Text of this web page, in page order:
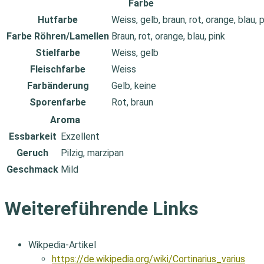
Farbe
Hutfarbe
Weiss, gelb, braun, rot, orange, blau,
Farbe Röhren/Lamellen Braun, rot, orange, blau, pink
Stielfarbe
Weiss, gelb
Fleischfarbe
Weiss
Farbänderung
Gelb, keine
Sporenfarbe
Rot, braun
Aroma
Essbarkeit Exzellent
Geruch
Pilzig, marzipan
Geschmack Mild
Weitereführende Links
Wikpedia-Artikel
https://de.wikipedia.org/wiki/Cortinarius_varius